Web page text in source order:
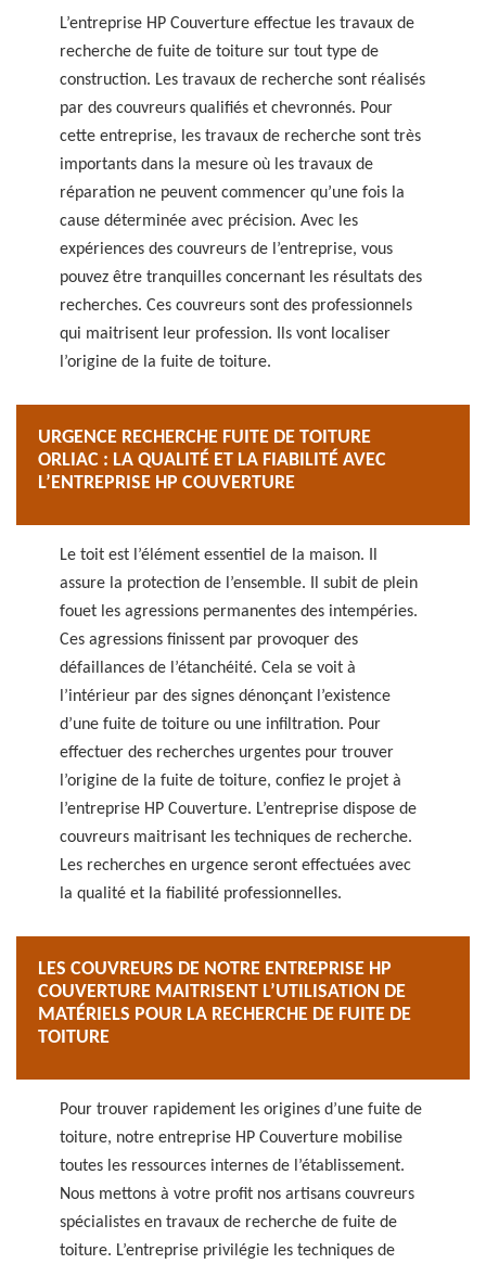
L’entreprise HP Couverture effectue les travaux de
recherche de fuite de toiture sur tout type de
construction. Les travaux de recherche sont réalisés
par des couvreurs qualifiés et chevronnés. Pour
cette entreprise, les travaux de recherche sont très
importants dans la mesure où les travaux de
réparation ne peuvent commencer qu’une fois la
cause déterminée avec précision. Avec les
expériences des couvreurs de l’entreprise, vous
pouvez être tranquilles concernant les résultats des
recherches. Ces couvreurs sont des professionnels
qui maitrisent leur profession. Ils vont localiser
l’origine de la fuite de toiture.
URGENCE RECHERCHE FUITE DE TOITURE
ORLIAC : LA QUALITÉ ET LA FIABILITÉ AVEC
L’ENTREPRISE HP COUVERTURE
Le toit est l’élément essentiel de la maison. Il
assure la protection de l’ensemble. Il subit de plein
fouet les agressions permanentes des intempéries.
Ces agressions finissent par provoquer des
défaillances de l’étanchéité. Cela se voit à
l’intérieur par des signes dénonçant l’existence
d’une fuite de toiture ou une infiltration. Pour
effectuer des recherches urgentes pour trouver
l’origine de la fuite de toiture, confiez le projet à
l’entreprise HP Couverture. L’entreprise dispose de
couvreurs maitrisant les techniques de recherche.
Les recherches en urgence seront effectuées avec
la qualité et la fiabilité professionnelles.
LES COUVREURS DE NOTRE ENTREPRISE HP
COUVERTURE MAITRISENT L’UTILISATION DE
MATÉRIELS POUR LA RECHERCHE DE FUITE DE
TOITURE
Pour trouver rapidement les origines d’une fuite de
toiture, notre entreprise HP Couverture mobilise
toutes les ressources internes de l’établissement.
Nous mettons à votre profit nos artisans couvreurs
spécialistes en travaux de recherche de fuite de
toiture. L’entreprise privilégie les techniques de